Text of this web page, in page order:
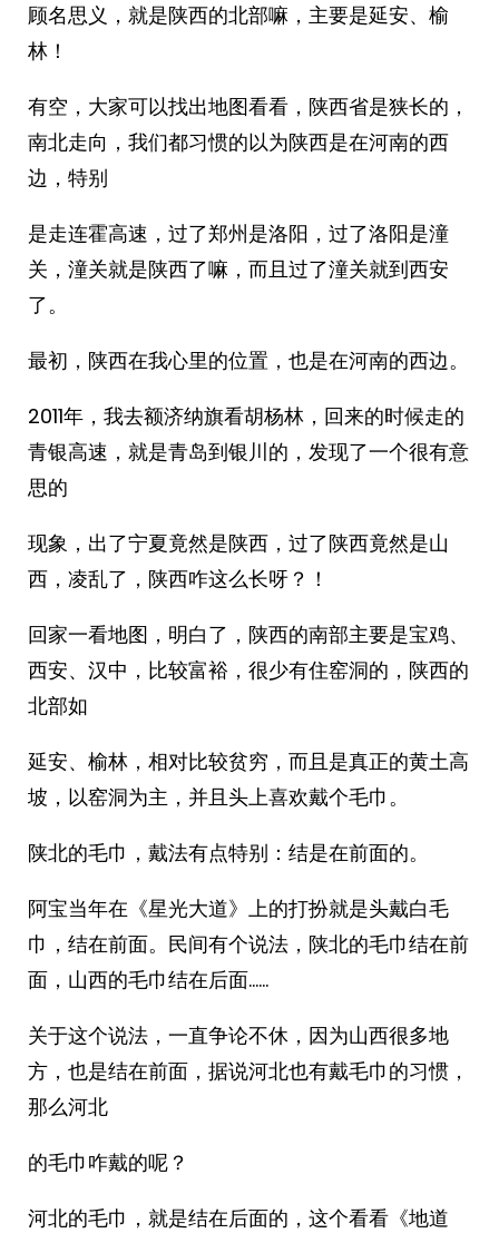
顾名思义，就是陕西的北部嘛，主要是延安、榆
林！
有空，大家可以找出地图看看，陕西省是狭长的，
南北走向，我们都习惯的以为陕西是在河南的西
边，特别
是走连霍高速，过了郑州是洛阳，过了洛阳是潼
关，潼关就是陕西了嘛，而且过了潼关就到西安
了。
最初，陕西在我心里的位置，也是在河南的西边。
2011年，我去额济纳旗看胡杨林，回来的时候走的
青银高速，就是青岛到银川的，发现了一个很有意
思的
现象，出了宁夏竟然是陕西，过了陕西竟然是山
西，凌乱了，陕西咋这么长呀？！
回家一看地图，明白了，陕西的南部主要是宝鸡、
西安、汉中，比较富裕，很少有住窑洞的，陕西的
北部如
延安、榆林，相对比较贫穷，而且是真正的黄土高
坡，以窑洞为主，并且头上喜欢戴个毛巾。
陕北的毛巾，戴法有点特别：结是在前面的。
阿宝当年在《星光大道》上的打扮就是头戴白毛
巾，结在前面。民间有个说法，陕北的毛巾结在前
面，山西的毛巾结在后面……
关于这个说法，一直争论不休，因为山西很多地
方，也是结在前面，据说河北也有戴毛巾的习惯，
那么河北
的毛巾咋戴的呢？
河北的毛巾，就是结在后面的，这个看看《地道